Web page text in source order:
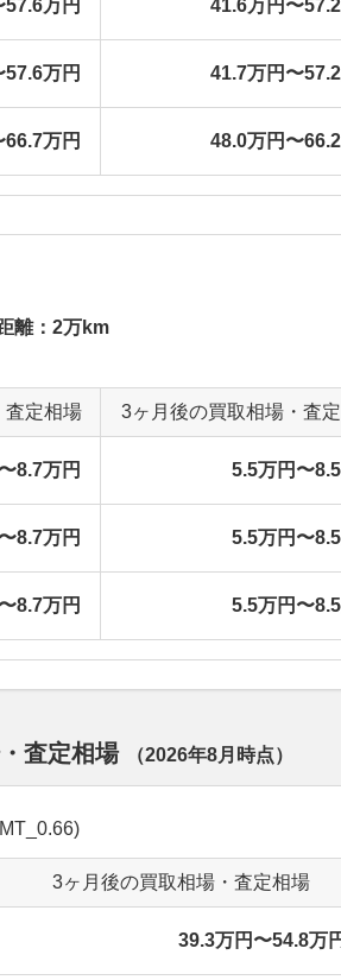
万円 41.6万円〜
万円 41.7万円〜
万円 48.0万円〜
離：2万km
査定相場 3ヶ月後の買取相場・査
8.7万円 5.5万円〜
8.7万円 5.5万円〜
8.7万円 5.5万円〜
査定相場 （2026年8月 時点）
3ヶ月後の買取相場・査定相場
39.3万円〜54.8万